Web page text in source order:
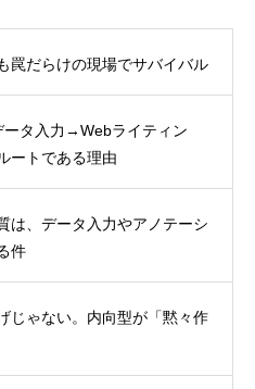
罠だらけの現場でサバイバル
ータ入力→Webライティン
ートである理由
は、データ入力やアノテーシ
件
じゃない。内向型が「黙々作